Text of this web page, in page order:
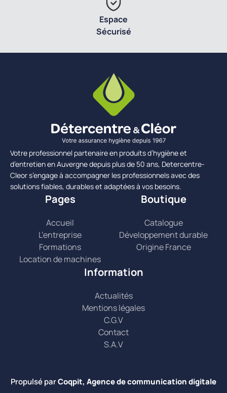
Espace
Sécurisé
Votre professionnel partenaire en produits d’hygiène et
d’entretien en Auvergne depuis plus de 50 ans, Detercentre-
Cleor s’engage à accompagner les professionnels avec des
solutions fiables, durables et adaptées à vos besoins.
Pages
Accueil
L’entreprise
Formations
Location de machines
Boutique
Catalogue
Développement durable
Origine France
Information
Actualités
Mentions légales
C.G.V
Contact
S.A.V
Propulsé parCoqpit, Agence de communication digitale